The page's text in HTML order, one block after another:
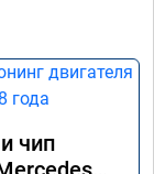
чип